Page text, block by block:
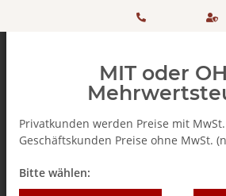
+ 49
506 98 SSL
MIT oder
Privatkunden werden Preise mit
Geschäftskunden Preise ohne MwSt.
Bitte wählen: